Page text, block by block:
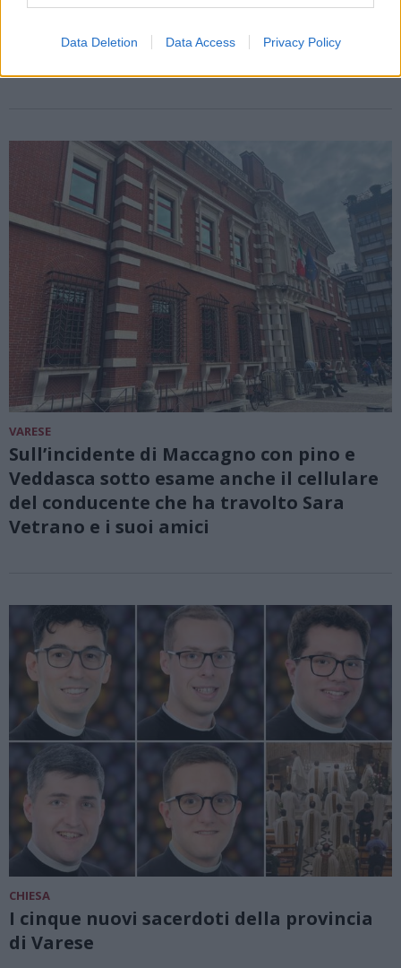
Data Deletion Data Access Privacy Policy
L’obiettivo di unificare gli acquedotti in
Valcuvia e farne uno solo per 11 comuni:
VARESE
Sull’incidente di Maccagno con pino e
Veddasca sotto esame anche il cellulare
del conducente che ha travolto Sara
Vetrano e i suoi amici
CHIESA
I cinque nuovi sacerdoti della provincia
di Varese